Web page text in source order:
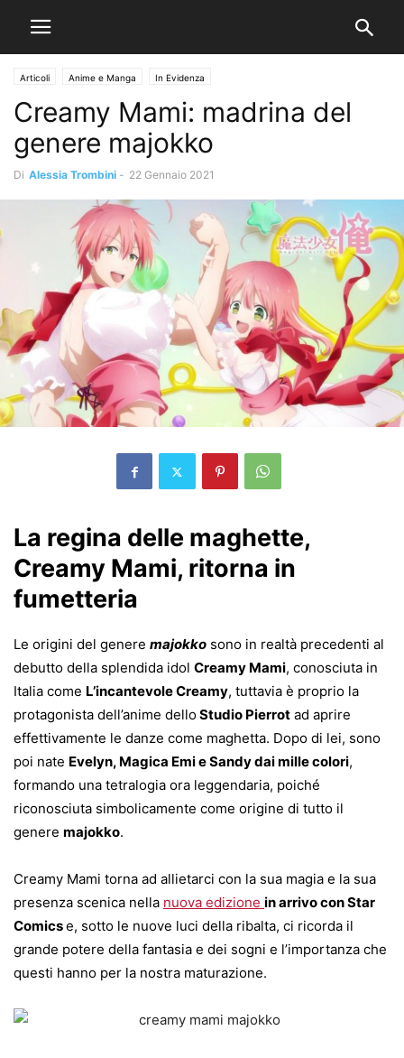
Articoli Anime e Manga In Evidenza
Creamy Mami: madrina del
genere majokko
Di Alessia Trombini - 22 Gennaio 2021
La regina delle maghette,
Creamy Mami, ritorna in
fumetteria
Le origini del genere majokko sono in realtà precedenti al
debutto della splendida idol Creamy Mami, conosciuta in
Italia come L’incantevole Creamy, tuttavia è proprio la
protagonista dell’anime delloStudio Pierrot ad aprire
effettivamente le danze come maghetta. Dopo di lei, sono
poi nate Evelyn, Magica Emi e Sandy dai mille colori,
formando una tetralogia ora leggendaria, poiché
riconosciuta simbolicamente come origine di tutto il
genere majokko.
Creamy Mami torna ad allietarci con la sua magia e la sua
presenza scenica nella nuova edizione in arrivo con Star
Comicse, sotto le nuove luci della ribalta, ci ricorda il
grande potere della fantasia e dei sogni e l’importanza che
questi hanno per la nostra maturazione.